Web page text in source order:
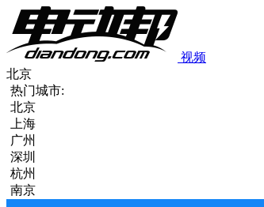
视频
北京
热门城市:
北京
上海
广州
深圳
杭州
南京